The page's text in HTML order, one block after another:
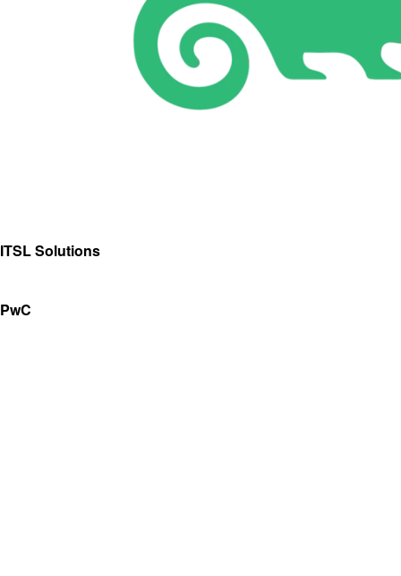
ITSL Solutions
PwC